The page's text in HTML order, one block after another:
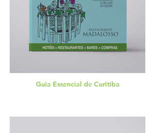
Guia Essencial de Curitiba